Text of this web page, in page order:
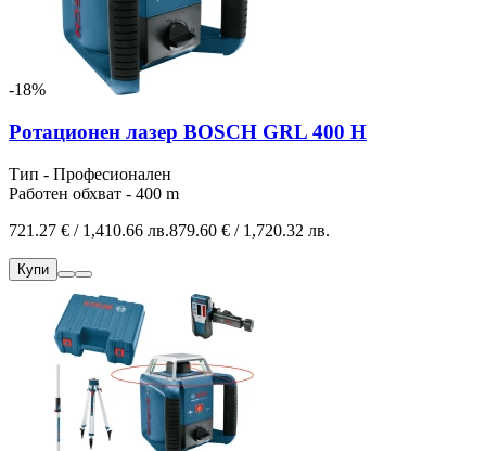
-18%
Ротационен лазер BOSCH GRL 400 H
Тип - Професионален
Работен обхват - 400 m
721.27 € / 1,410.66 лв.879.60 € / 1,720.32 лв.
Купи